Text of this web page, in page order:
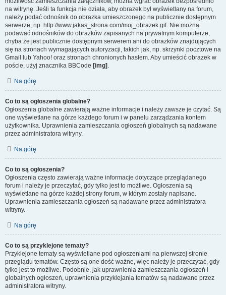
na witrynę. Jeśli ta funkcja nie działa, aby obrazek był wyświetlany na forum,
należy podać odnośnik do obrazka umieszczonego na publicznie dostępnym
serwerze, np. http://www.jakas_strona.com/moj_obrazek.gif. Nie można
podawać odnośników do obrazków zapisanych na prywatnym komputerze,
chyba że jest publicznie dostępnym serwerem ani do obrazków znajdujących
się na stronach wymagających autoryzacji, takich jak, np. skrzynki pocztowe na
Gmail lub Yahoo! oraz stronach chronionych hasłem. Aby umieścić obrazek w
poście, użyj znacznika BBCode [img] .
Na górę
Co to są ogłoszenia globalne?
Ogłoszenia globalne zawierają ważne informacje i należy zawsze je czytać. Są
one wyświetlane na górze każdego forum i w panelu zarządzania kontem
użytkownika. Uprawnienia zamieszczania ogłoszeń globalnych są nadawane
przez administratora witryny.
Na górę
Co to są ogłoszenia?
Ogłoszenia często zawierają ważne informacje dotyczące przeglądanego
forum i należy je przeczytać, gdy tylko jest to możliwe. Ogłoszenia są
wyświetlane na górze każdej strony forum, w którym zostały napisane.
Uprawnienia zamieszczania ogłoszeń są nadawane przez administratora
witryny.
Na górę
Co to są przyklejone tematy?
Przyklejone tematy są wyświetlane pod ogłoszeniami na pierwszej stronie
przeglądu tematów. Często są one dość ważne, więc należy je przeczytać, gdy
tylko jest to możliwe. Podobnie, jak uprawnienia zamieszczania ogłoszeń i
globalnych ogłoszeń, uprawnienia przyklejania tematów są nadawane przez
administratora witryny.